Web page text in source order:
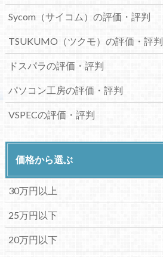
Sycom（サイコム）の評価・評判
TSUKUMO（ツクモ）の評価・評判
ドスパラの評価・評判
パソコン工房の評価・評判
VSPECの評価・評判
価格から選ぶ
30万円以上
25万円以下
20万円以下